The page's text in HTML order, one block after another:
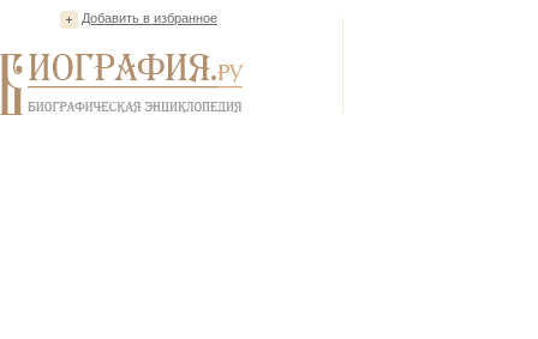
Добавить в избранное